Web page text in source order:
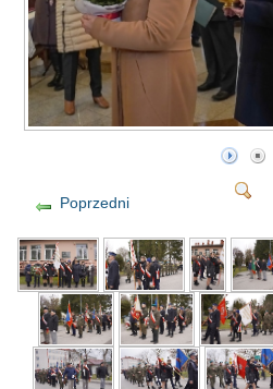
Poprzedni